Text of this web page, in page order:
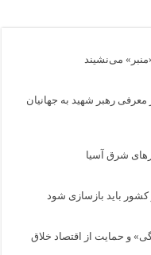
می‌نشیند
رهبر شهید به جهانیان
شرق آسیا
کشور باید بازسازی شود
و حمایت از اقتصاد خلاق